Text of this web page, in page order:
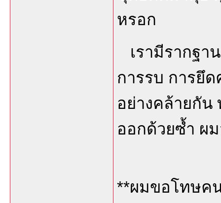
หรอก
เรามีรากฐา
การรบ การยึ
อย่างคล้ายกัน
ออกด้วยซ้ำ ผ
**ผมขอโทษค